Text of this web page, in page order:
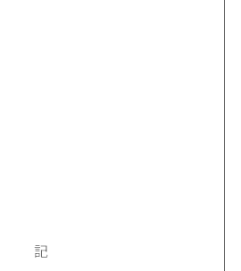
記